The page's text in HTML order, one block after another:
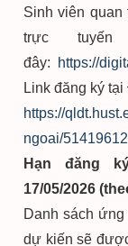
Sinh viên
trực
đây:
https://
Link đăng ký
https://
ngoai/
Hạn đăng
17/05/2026
Danh sách
dự kiến sẽ